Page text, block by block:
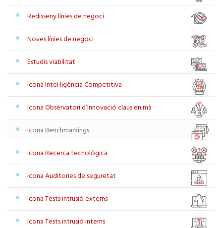
Redisseny línies de negoci
Noves línies de negoci
Estudis viabilitat
Icona Intel·ligència Competitiva
Icona Observatori d’Innovació claus en mà
Icona Benchmarkings
Icona Recerca tecnològica
Icona Auditories de seguretat
Icona Tests intrusió externs
Icona Tests intrusió interns